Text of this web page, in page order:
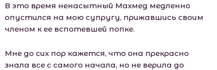
В это время ненасытный Махмед медленно
опустился на мою супругу, прижавшись своим
членом к ее вспотевшей попке.
Мне до сих пор кажется, что она прекрасно
знала все с самого начала, но не верила до